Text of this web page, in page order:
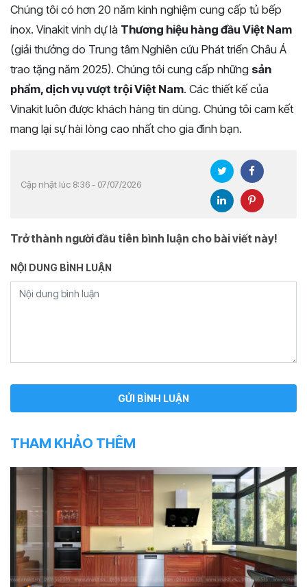
Chúng tôi có hơn 20 năm kinh nghiệm cung cấp tủ bếp
inox. Vinakit vinh dự là Thương hiệu hàng đầu Việt Nam
(giải thưởng do Trung tâm Nghiên cứu Phát triển Châu Á
trao tặng năm 2025). Chúng tôi cung cấp những sản
phẩm, dịch vụ vượt trội Việt Nam. Các thiết kế của
Vinakit luôn được khách hàng tin dùng. Chúng tôi cam kết
mang lại sự hài lòng cao nhất cho gia đình bạn.
Cập nhật lúc 8:36 - 07/07/2026
Trở thành người đầu tiên bình luận cho bài viết này!
NỘI DUNG BÌNH LUẬN
THAM KHẢO THÊM